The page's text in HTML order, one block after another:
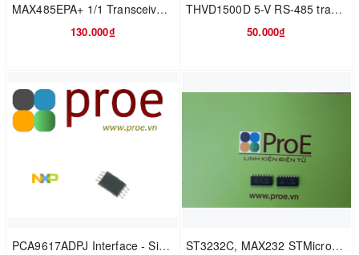
MAX485EPA+ 1/1 Transceiver Half RS422, RS485 8-PDIP
130.000₫
THVD1500D 5-V RS-485 transceiver up to 500 kbps with ±8-kV IEC ESD protection
50.000₫
PCA9617ADPJ Interface - Signal Buffers, Repeaters Level Translating I2 C-Bus Repeater ST3232C, MAX232 STMicroelectronics